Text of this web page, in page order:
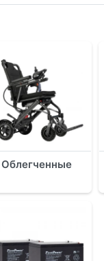
Облегченные